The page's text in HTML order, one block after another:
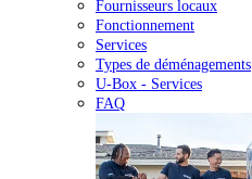
Fournisseurs locaux
Fonctionnement
Services
Types de déménagements
U-Box - Services
FAQ